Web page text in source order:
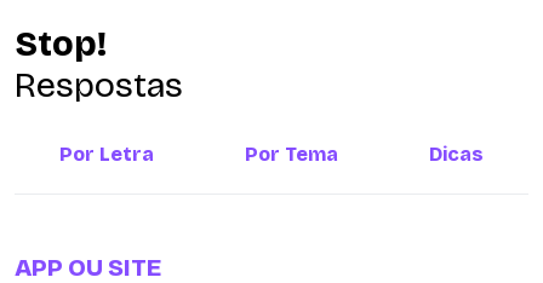
Stop!
Respostas
Por Letra Por Tema Dicas
APP OU SITE